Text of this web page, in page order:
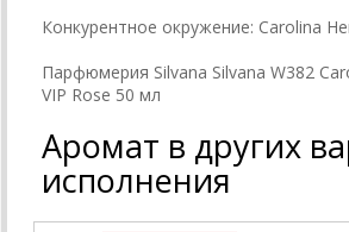
Конкурентное окружение: Carolina
Парфюмерия Silvana Silvana W382
VIP Rose 50 мл
Аромат в других
исполнения